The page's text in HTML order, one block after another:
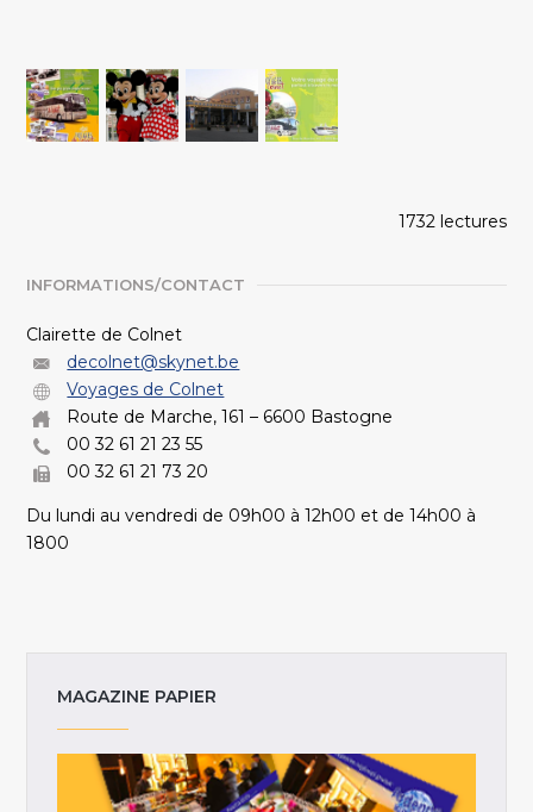
1732 lectures
INFORMATIONS/CONTACT
Clairette de Colnet
decolnet@skynet.be
Voyages de Colnet
Route de Marche, 161 – 6600 Bastogne
00 32 61 21 23 55
00 32 61 21 73 20
Du lundi au vendredi de 09h00 à 12h00 et de 14h00 à
1800
MAGAZINE PAPIER